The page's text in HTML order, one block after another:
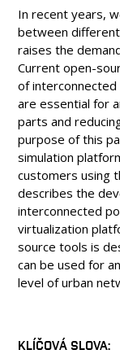
In recent years,
between
raises the
Current open-
of
are essential for
parts and
purpose of this
simulation
customers using
describes the
interconnected
virtualization
source tools is
can be used for
level of urban
KLÍČOVÁ SLOVA